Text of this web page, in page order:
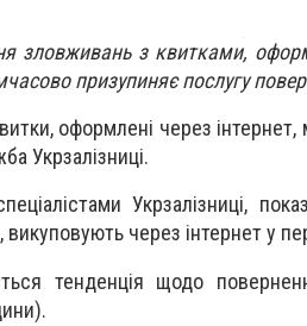
зловживань з квитками,
призупиняє послугу
оформлені через
Укрзалізниці.
Укрзалізниці,
викуповують через інтернет у
тенденція щодо